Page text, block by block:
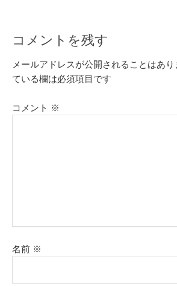
コメントを残す
メールアドレスが公開されることはあり
ている欄は必須項目です
コメント ※
名前 ※